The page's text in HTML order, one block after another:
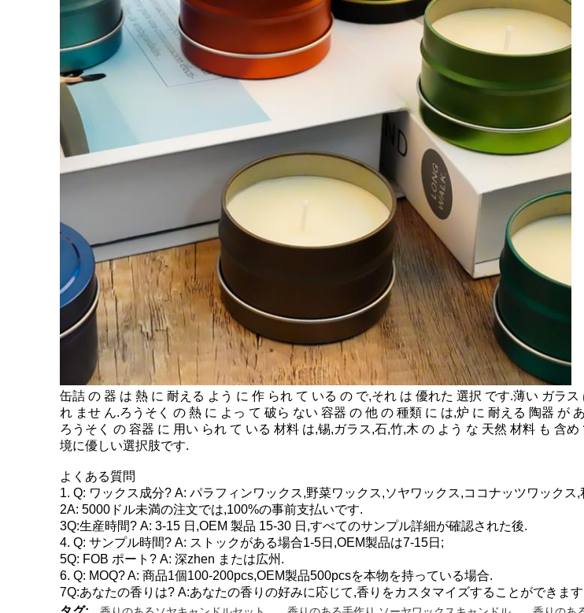
缶詰 の 器 は 熱 に 耐える よう に 作 られ て いる の で,それ は 優れた 選択 です.薄い ガラ
れ ませ ん.ろうそく の 熱 に よっ て 破ら ない 容器 の 他 の 種類 に は,炉 に 耐える 陶器 が
ろうそく の 容器 に 用い られ て いる 材料 は,锡,ガラス,石,竹,木 の よう な 天然 材料 も 含
境に優しい選択肢です.
よくある質問
1. Q: ワックス成分? A: パラフィンワックス,野菜ワックス,ソヤワックス,ココナッツワック
2A: 5000ドル未満の注文では,100%の事前支払いです.
3Q:生産時間? A: 3-15 日,OEM 製品 15-30 日,すべてのサンプル詳細が確認された後.
4. Q: サンプル時間? A: ストックがある場合1-5日,OEM製品は7-15日;
5Q: FOB ポート? A: 深zhen または広州.
6. Q: MOQ? A: 商品1個100-200pcs,OEM製品500pcsを本物を持っている場合.
7Q:あなたの香りは? A:あなたの香りの好みに応じて,香りをカスタマイズすることができま